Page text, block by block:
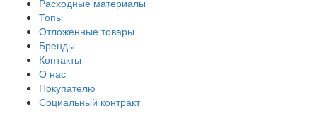
Расходные материалы
Топы
Отложенные товары
Бренды
Контакты
О нас
Покупателю
Социальный контракт